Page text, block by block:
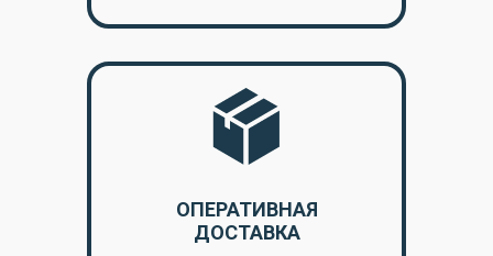
ОПЕРАТИВНАЯ
ДОСТАВКА